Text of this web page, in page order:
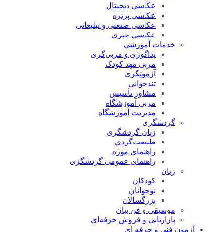
عکاسی دیجیتال
عکاسی پرتره
عکاسی صنعتی و تبلیغاتی
عکاسی خبری
خدمات آموزشی
پداگوژی و مربی‌گری
مربی مهد کودک
آزمونگری
تندخوانی
مشاور تأسیس
مربی آموزشگاه
مدیریت آموزشگاه
گردشگری
زبان گردشگری
طبیعت‌گردی
راهنمای موزه
راهنمای عمومی گردشگری
زبان
کودکان
نوجوانان
بزرگسالان
موسیقی و فن بیان
بازاریابی و فروش حرفه‌ای
آزمون فنی و حرفه ای